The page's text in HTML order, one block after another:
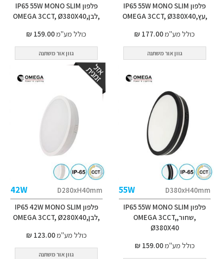
פלפון IP65 55W MONO SLIM
,עץ,OMEGA 3CCT, Ø380X40
כולל מע"מ177.00 ₪
גוון אור משתנה
פלפון IP65 55W MONO SLIM
,לבן,OMEGA 3CCT, Ø380X40
כולל מע"מ159.00 ₪
גוון אור משתנה
D380xH40mm
55W
פלפון IP65 55W MONO SLIM
,שחור,OMEGA 3CCT,
Ø380X40
כולל מע"מ159.00 ₪
D280xH40mm
42W
פלפון IP65 42W MONO SLIM
,לבן,OMEGA 3CCT, Ø280X40
כולל מע"מ123.00 ₪
גוון אור משתנה